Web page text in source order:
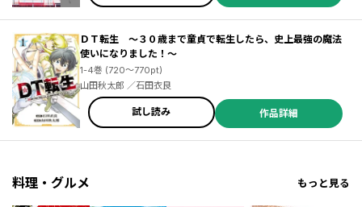
ＤＴ転生 ～３０歳まで童貞で転生したら、史上最強の魔法
使いになりました！～
1-4巻 (720～770pt)
山田秋太郎 ／石田衣良
試し読み 作品詳細
料理・グルメ もっと見る